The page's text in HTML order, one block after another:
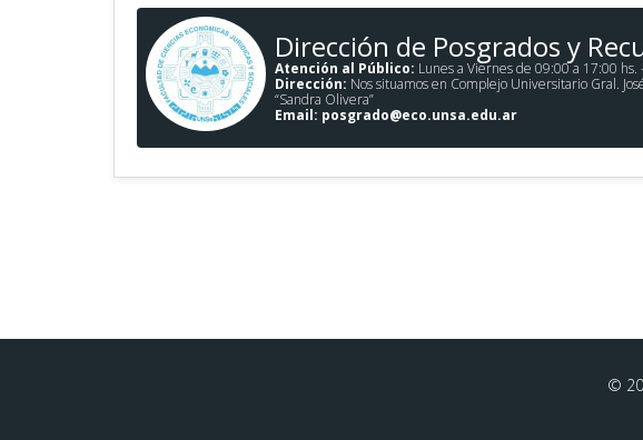
Dirección de Posgrados y
Atención al Público: Lunes a Viernes de 09:00 a 17:00 hs.
Dirección: Nos situamos en Complejo Universitario Gral.
“Sandra Olivera”
Email: posgrado@eco.unsa.edu.ar
©